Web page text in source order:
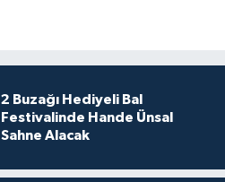
2 Buzağı Hediyeli Bal
Festivalinde Hande Ünsal
Sahne Alacak